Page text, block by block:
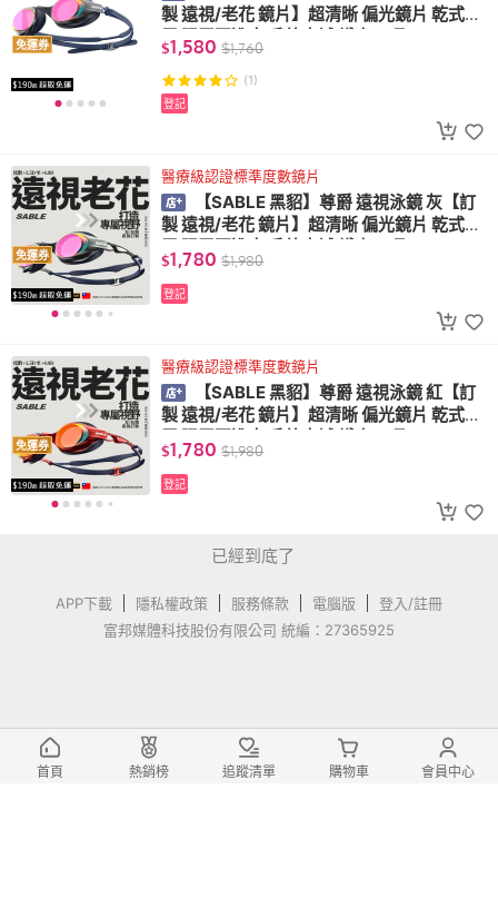
免運券
製 遠視/老花 鏡片】超清晰 偏光鏡片 乾式防
霧 眼罩不進水 戶外水域 鐵人三項 ZH-700R
P
$1,580 $1,760
(1)
登記
免運券
醫療級認證標準度數鏡片
【SABLE 黑貂】尊爵 遠視泳鏡 灰【訂
製 遠視/老花 鏡片】超清晰 偏光鏡片 乾式防
霧 眼罩不進水 戶外水域 鐵人三項 ZH-700C
P
$1,780 $1,980
登記
免運券
醫療級認證標準度數鏡片
【SABLE 黑貂】尊爵 遠視泳鏡 紅【訂
製 遠視/老花 鏡片】超清晰 偏光鏡片 乾式防
霧 眼罩不進水 戶外水域 鐵人三項 ZH-700C
P
$1,780 $1,980
登記
已經到底了
APP下載 隱私權政策 服務條款 電腦版
登入/註冊
富邦媒體科技股份有限公司 統編：27365925
首頁 熱銷榜 追蹤清單 購物車 會員中心